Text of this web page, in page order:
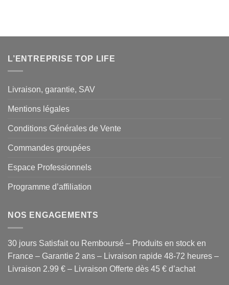
L’ENTREPRISE TOP LIFE
Livraison, garantie, SAV
Mentions légales
Conditions Générales de Vente
Commandes groupées
Espace Professionnels
Programme d’affiliation
NOS ENGAGEMENTS
30 jours Satisfait ou Remboursé – Produits en stock en
France – Garantie 2 ans – Livraison rapide 48-72 heures –
Livraison 2.99 € – Livraison Offerte dès 45 € d’achat